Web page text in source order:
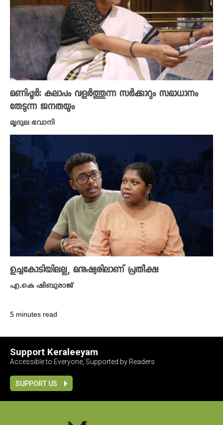
മണിപ്പൂർ: കലാപം വളർത്തുന്ന സർക്കാറും സമാധാനം
തേടുന്ന ജനതയും
മൃദുല ഭവാനി
ഉച്ചകോടിയിലല്ല, മനുഷ്യരിലാണ് പ്രതീക്ഷ
എ.കെ ഷിബുരാജ്
5 minutes read
Support Keraleeyam
Accessible to Everyone, Supported by Readers
SUPPORT US